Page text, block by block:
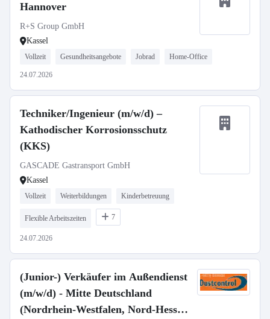
Hannover
R+S Group GmbH
Kassel
Vollzeit Gesundheitsangebote Jobrad Home-Office
24.07.2026
Techniker/Ingenieur (m/w/d) –
Kathodischer Korrosionsschutz
(KKS)
GASCADE Gastransport GmbH
Kassel
Vollzeit Weiterbildungen Kinderbetreuung
Flexible Arbeitszeiten 7
24.07.2026
(Junior-) Verkäufer im Außendienst
(m/w/d) - Mitte Deutschland
(Nordrhein-Westfalen, Nord-Hessen,